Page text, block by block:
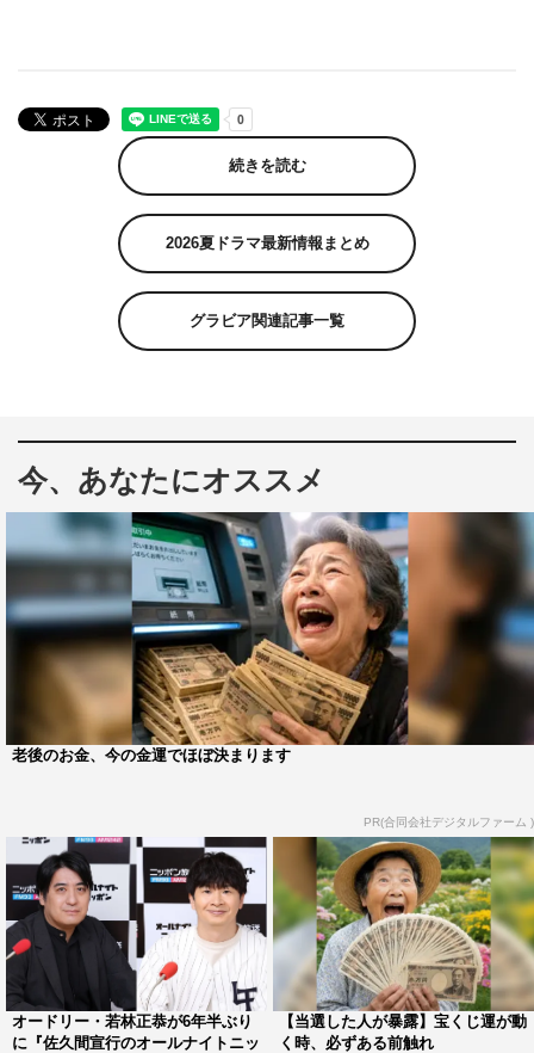
続きを読む
2026夏ドラマ最新情報まとめ
グラビア関連記事一覧
今、あなたにオススメ
老後のお金、今の金運でほぼ決まります
PR(合同会社デジタルファーム )
オードリー・若林正恭が6年半ぶり
に『佐久間宣行のオールナイトニッ
【当選した人が暴露】宝くじ運が動
く時、必ずある前触れ